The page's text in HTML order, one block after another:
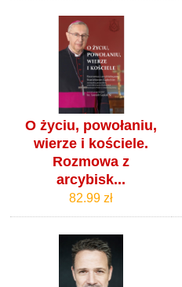
O życiu, powołaniu,
wierze i kościele.
Rozmowa z
arcybisk...
82.99 zł